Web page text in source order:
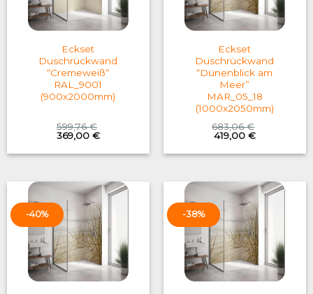
Eckset
Duschrückwand
“Cremeweiß“
RAL_9001
(900x2000mm)
599,76€
Original
price
was:
369,00 €Current
is:
Eckset
Duschrückwand
“Dünenblick am
Meer”
MAR_05_18
(1000x2050mm)
683,06€
Original
price
was:
419,00 €Current
is:
-40% -38%